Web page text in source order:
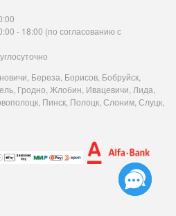
- 18:00 (по согласованию с
Береза, Борисов, Бобруйск,
Гродно, Жлобин, Ивацевичи, Лида,
Пинск, Полоцк, Слоним, Слуцк,